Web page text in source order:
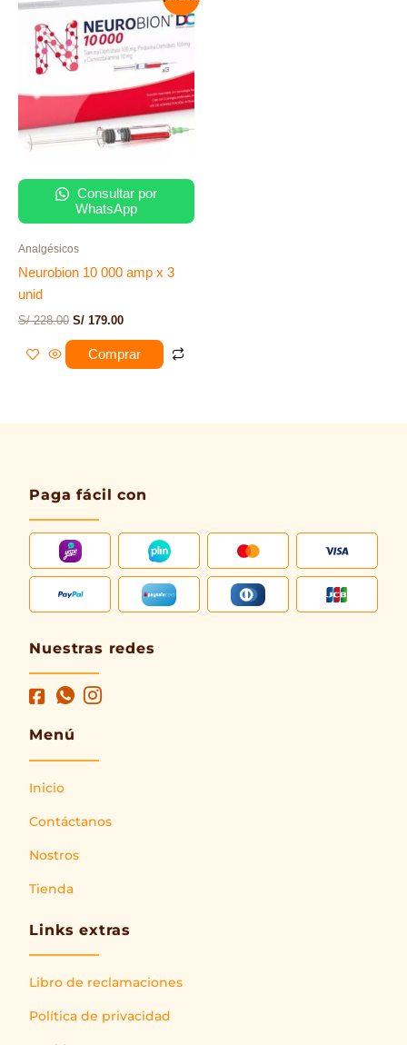
Consultar por
WhatsApp
Analgésicos
Neurobion 10 000 amp x 3
unid
S/228.00
precio
original
era:
S/ 228.00.
S/ 179.00
precio
actual
es:
S/ 179.00.
Comprar
Paga fácil con
Nuestras redes
Menú
Inicio
Contáctanos
Nostros
Tienda
Links extras
Libro de reclamaciones
Política de privacidad